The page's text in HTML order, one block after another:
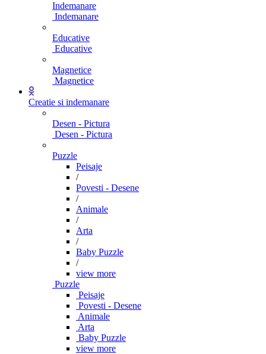
Indemanare
Indemanare
Educative
Educative
Magnetice
Magnetice
Creatie si indemanare
Desen - Pictura
Desen - Pictura
Puzzle
Peisaje
/
Povesti - Desene
/
Animale
/
Arta
/
Baby Puzzle
/
view more
Puzzle
Peisaje
Povesti - Desene
Animale
Arta
Baby Puzzle
view more